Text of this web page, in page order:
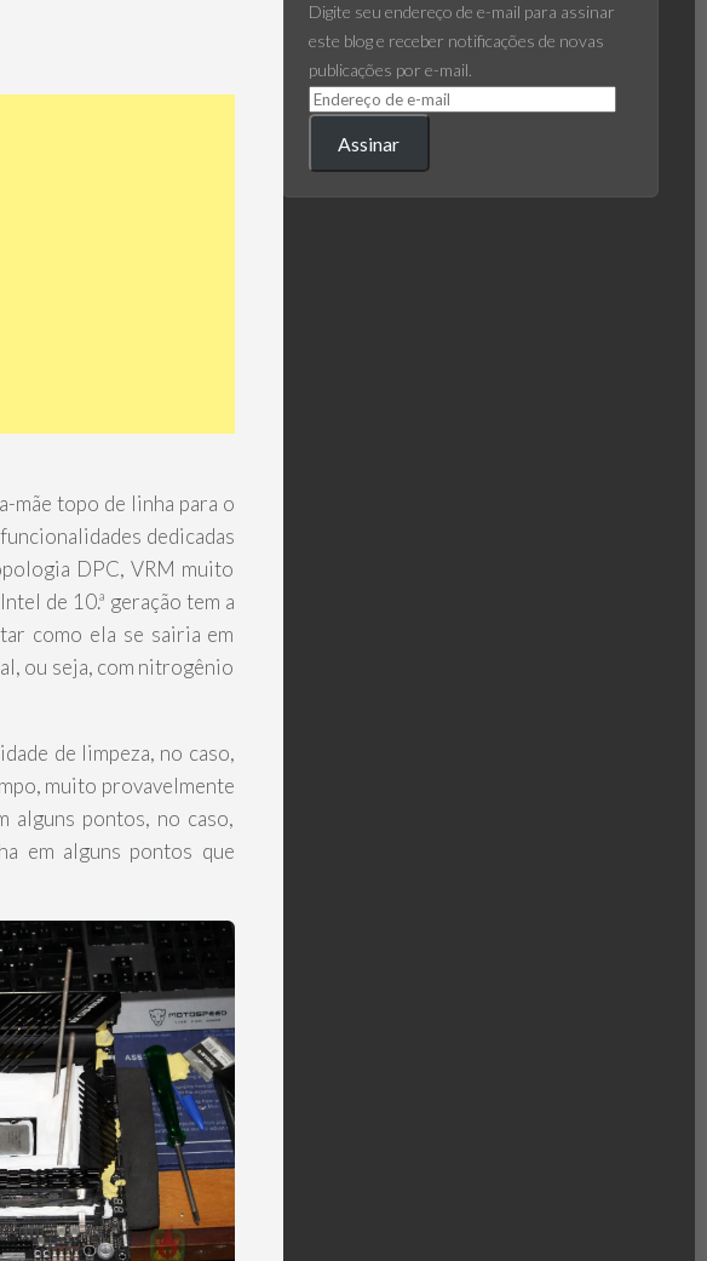
mãe topo de linha para o
dedicadas
DPC, VRM muito
de 10.ª geração tem a
como ela se sairia em
ou seja, com nitrogênio
de limpeza, no caso,
muito provavelmente
alguns pontos, no caso,
em alguns pontos que
Digite seu endereço de e-mail para assinar
este blog e receber notificações de novas
publicações por e-mail.
Assinar